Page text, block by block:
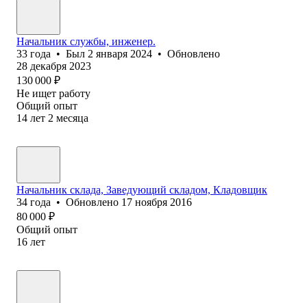
Начальник службы, инженер.
33 года • Был 2 января 2024 • Обновлено
28 декабря 2023
130 000 ₽
Не ищет работу
Общий опыт
14 лет 2 месяца
Начальник склада, Заведующий складом, Кладовщик
34 года • Обновлено 17 ноября 2016
80 000 ₽
Общий опыт
16 лет